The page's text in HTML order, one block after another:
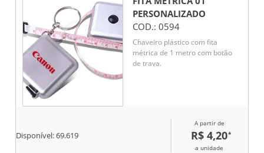
PERSONALIZADO
COD.: 0594
Chaveiro plástico com fita
métrica de 1 metro com botão
de trava.
Disponível:69.619
A partir de
R$ 4,20*
a unidade